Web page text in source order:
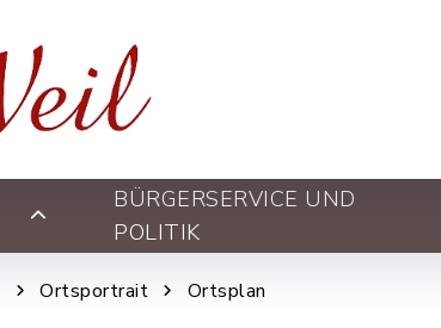
BÜRGERSERVICE UND
POLITIK
Ortsportrait Ortsplan